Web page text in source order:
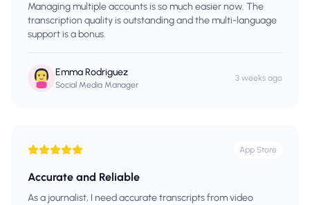
Managing multiple accounts is so much easier now. The
transcription quality is outstanding and the multi-language
support is a bonus.
Emma Rodriguez
Social Media Manager
3 weeks ago
App Store
Accurate and Reliable
As a journalist, I need accurate transcripts from video